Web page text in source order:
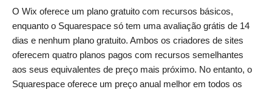
O Wix oferece um plano gratuito com recursos básicos,
enquanto o Squarespace só tem uma avaliação grátis de 14
dias e nenhum plano gratuito. Ambos os criadores de sites
oferecem quatro planos pagos com recursos semelhantes
aos seus equivalentes de preço mais próximo. No entanto, o
Squarespace oferece um preço anual melhor em todos os